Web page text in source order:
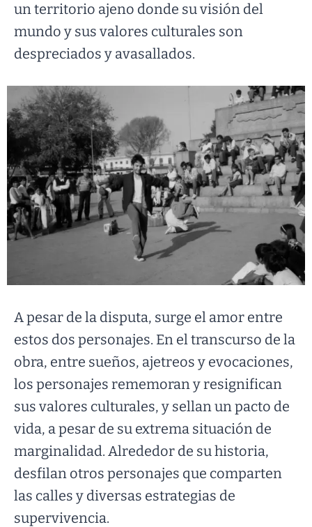
un territorio ajeno donde su visión del
mundo y sus valores culturales son
despreciados y avasallados.
A pesar de la disputa, surge el amor entre
estos dos personajes. En el transcurso de la
obra, entre sueños, ajetreos y evocaciones,
los personajes rememoran y resignifican
sus valores culturales, y sellan un pacto de
vida, a pesar de su extrema situación de
marginalidad. Alrededor de su historia,
desfilan otros personajes que comparten
las calles y diversas estrategias de
supervivencia.